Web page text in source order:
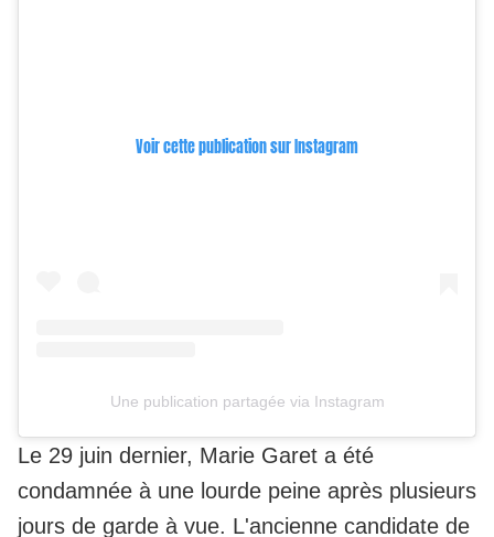
Voir cette publication sur Instagram
Une publication partagée via Instagram
Le 29 juin dernier, Marie Garet a été
condamnée à une lourde peine après plusieurs
jours de garde à vue. L'ancienne candidate de